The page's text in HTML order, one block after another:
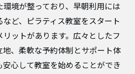
環境が整っており、早朝利用には
ど、ピラティス教室をスタート
ットがあります。広々としたフ
地、柔軟な予約体制とサポート体
心して教室を始めることができ